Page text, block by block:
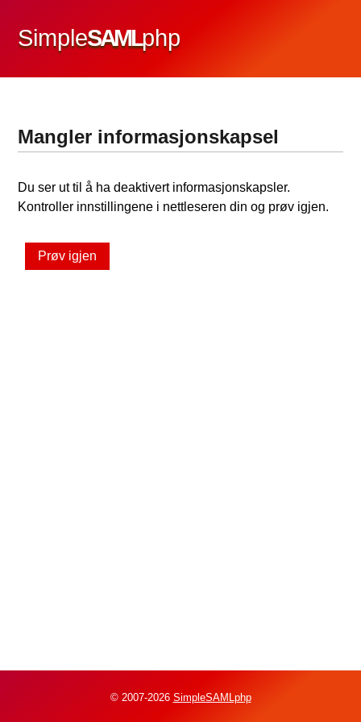
SimpleSAMLphp
Mangler informasjonskapsel
Du ser ut til å ha deaktivert informasjonskapsler.
Kontroller innstillingene i nettleseren din og prøv igjen.
Prøv igjen
© 2007-2026 SimpleSAMLphp